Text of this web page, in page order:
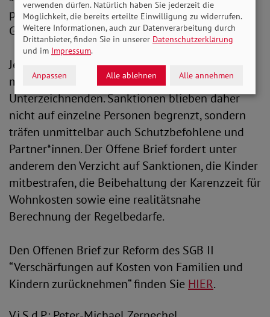
produziert hohe Folgekosten für die gesamte
Gesellschaft."
Jede dritte Bedarfsgemeinschaft sei eine Familie
mit minderjährigen Kindern, betonen die
Unterzeichnenden. Sanktionen blieben daher
nicht auf einzelne Personen begrenzt, sondern
träfen unmittelbar auch Schutzbefohlene und
Partner*innen. Der Offene Brief fordert unter
anderem den Verzicht auf Sanktionen, die Kinder
mitbestrafen, die Beibehaltung der Karenzzeit für
Wohnkosten sowie eine realitätsnahe
Berechnung der Regelbedarfe.
Den Offenen Brief zur Reform des SGB II
“Verschärfungen auf Kosten von Familien und
Kindern zurücknehmen“ finden Sie HIER.
verwenden dürfen. Natürlich haben Sie jederzeit die
Möglichkeit, die bereits erteilte Einwilligung zu widerrufen.
Weitere Informationen, auch zur Datenverarbeitung durch
Drittanbieter, finden Sie in unserer Datenschutzerklärung
und im Impressum.
Anpassen Alle ablehnen Alle annehmen